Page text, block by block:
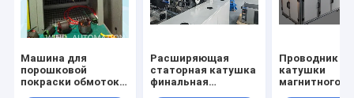
Машина для
порошковой
покраски обмоток
Расширяющая
статорная катушка
финальная
Проводник
катушки
магнитного